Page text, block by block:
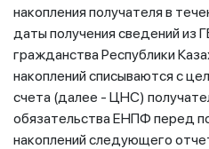
накопления получателя в
даты получения сведений из
гражданства Республики
накоплений списываются с
счета (далее - ЦНС)
обязательства ЕНПФ перед
накоплений следующего